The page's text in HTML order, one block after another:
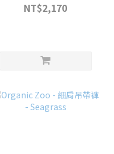
NT$2,170